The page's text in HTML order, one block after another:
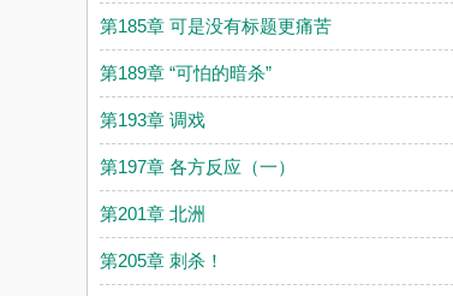
第185章 可是没有标题更痛苦
第189章 “可怕的暗杀”
第193章 调戏
第197章 各方反应（一）
第201章 北洲
第205章 刺杀！